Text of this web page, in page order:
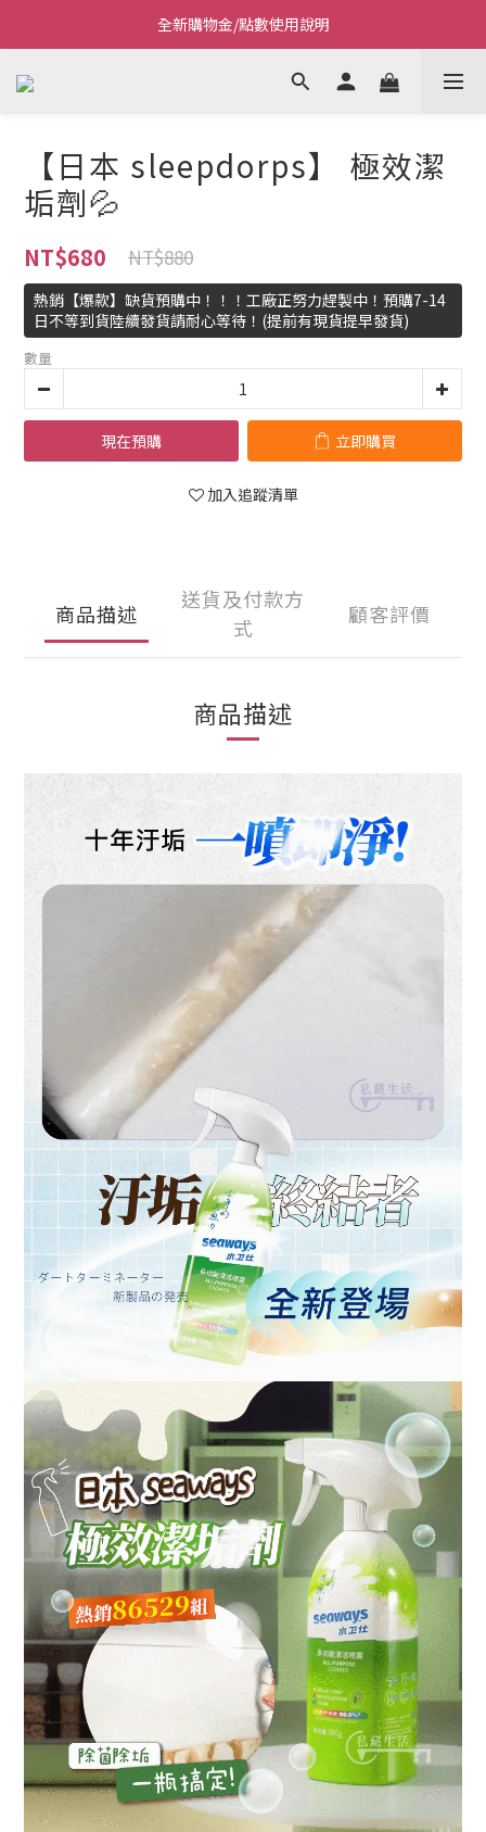
Welcome~私藏生活~
Welcome~私藏生活~
點我看全新VIP制度
Welcome~私藏生活~
【日本 sleepdorps】 極效潔
垢劑💦
NT$680 NT$880
熱銷【爆款】缺貨預購中！！！工廠正努力趕製中！預購7-14
日不等到貨陸續發貨請耐心等待！(提前有現貨提早發貨)
數量
現在預購 立即購買
加入追蹤清單
商品描述
送貨及付款方
式
顧客評價
商品描述